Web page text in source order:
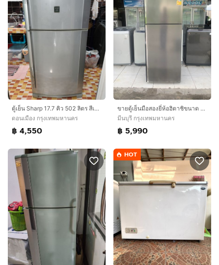
ตู้เย็น Sharp 17.7 คิว 502 ลิตร สีเงิน ความเย็นเจี๊ยบ ช่องแช่ใหญ่สะใจ ใช้งานปกติ สภาพพร้อมใช้ ไม่ต้องซ่อม นัดดูของจริงได้
ดอนเมือง กรุงเทพมหานคร
฿ 4,550
ขายตู้เย็นมือสองยี่ห้อฮิตาชิขนาด 15 คิวอินวอเตอร์ราคา 5990 บาทสนใจโทรติดต่อสอบถามได้ค่ะ 0991461547 ค่ะ
มีนบุรี กรุงเทพมหานคร
฿ 5,990
HOT